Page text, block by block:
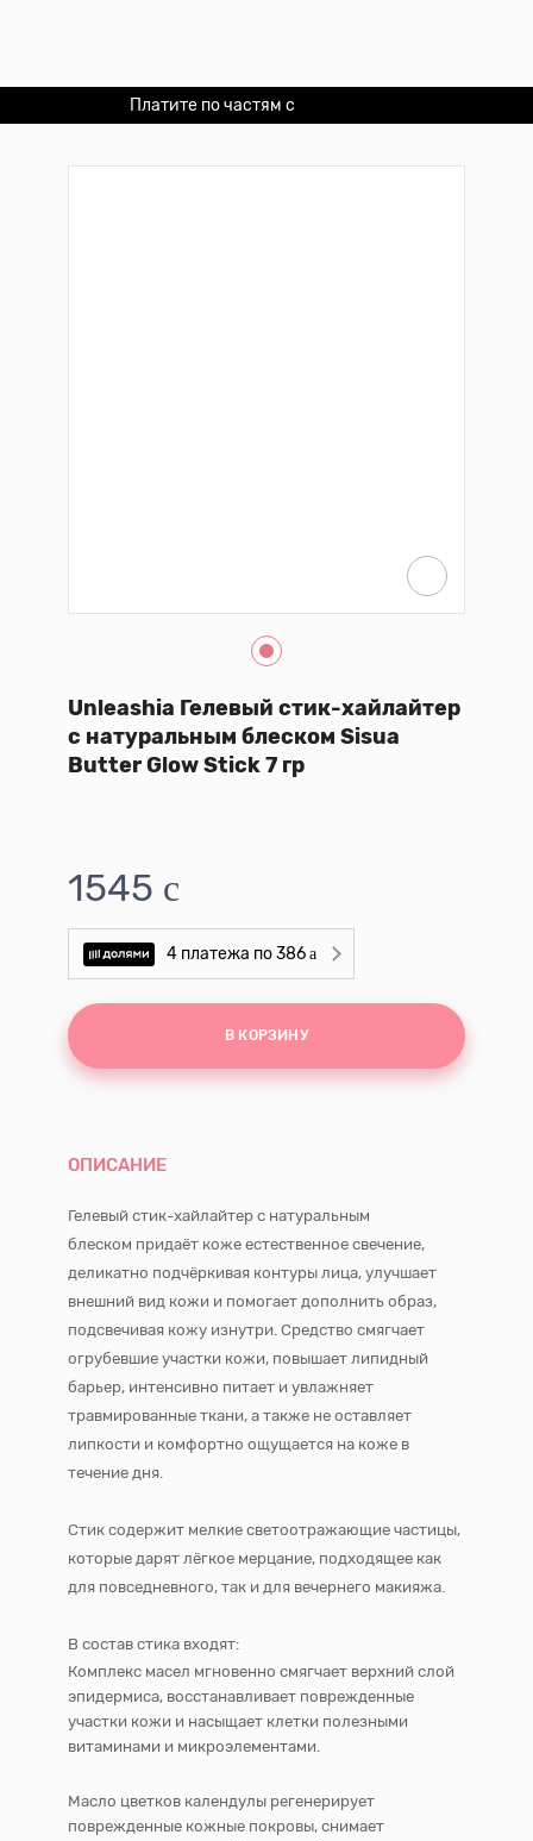
Платите по частям с
Unleashia Гелевый стик-хайлайтер
с натуральным блеском Sisua
Butter Glow Stick 7 гр
1545
386
В КОРЗИНУ
ОПИСАНИЕ
Гелевый стик-хайлайтер с натуральным
блеском придаёт коже естественное свечение,
деликатно подчёркивая контуры лица, улучшает
внешний вид кожи и помогает дополнить образ,
подсвечивая кожу изнутри. Средство смягчает
огрубевшие участки кожи, повышает липидный
барьер, интенсивно питает и увлажняет
травмированные ткани, а также не оставляет
липкости и комфортно ощущается на коже в
течение дня.
Стик содержит мелкие светоотражающие частицы,
которые дарят лёгкое мерцание, подходящее как
для повседневного, так и для вечернего макияжа.
В состав стика входят:
Комплекс масел мгновенно смягчает верхний слой
эпидермиса, восстанавливает поврежденные
участки кожи и насыщает клетки полезными
витаминами и микроэлементами.
Масло цветков календулы регенерирует
поврежденные кожные покровы, снимает